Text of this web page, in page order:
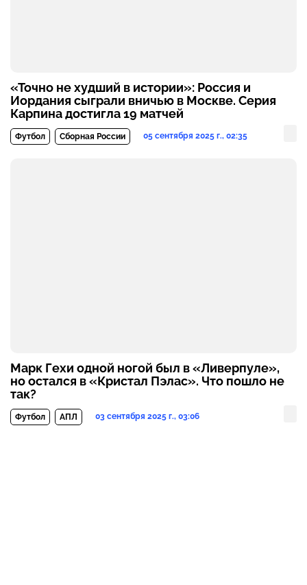
«Точно не худший в истории»: Россия и
Иордания сыграли вничью в Москве. Серия
Карпина достигла 19 матчей
Футбол Сборная России 05 сентября 2025 г., 02:35
Марк Гехи одной ногой был в «Ливерпуле»,
но остался в «Кристал Пэлас». Что пошло не
так?
Футбол АПЛ 03 сентября 2025 г., 03:06